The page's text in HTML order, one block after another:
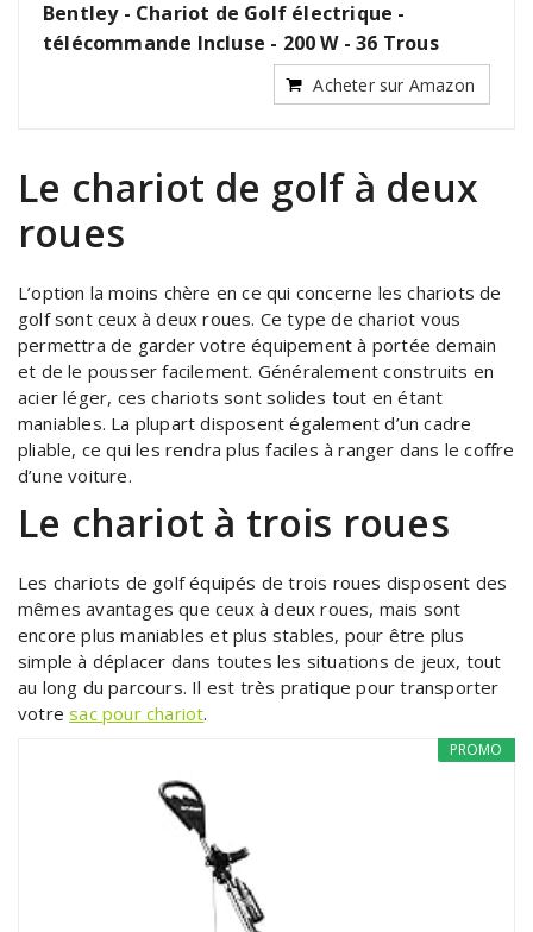
Bentley - Chariot de Golf électrique -
télécommande Incluse - 200 W - 36 Trous
Acheter sur Amazon
Le chariot de golf à deux
roues
L’option la moins chère en ce qui concerne les chariots de
golf sont ceux à deux roues. Ce type de chariot vous
permettra de garder votre équipement à portée demain
et de le pousser facilement. Généralement construits en
acier léger, ces chariots sont solides tout en étant
maniables. La plupart disposent également d’un cadre
pliable, ce qui les rendra plus faciles à ranger dans le coffre
d’une voiture.
Le chariot à trois roues
Les chariots de golf équipés de trois roues disposent des
mêmes avantages que ceux à deux roues, mais sont
encore plus maniables et plus stables, pour être plus
simple à déplacer dans toutes les situations de jeux, tout
au long du parcours. Il est très pratique pour transporter
votresac pour chariot.
PROMO